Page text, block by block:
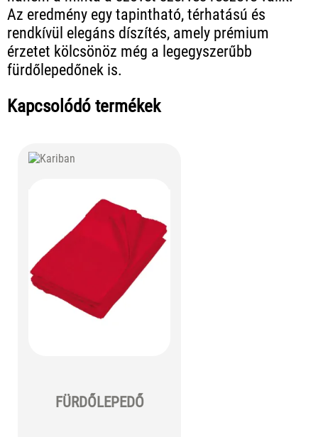
Az eredmény egy tapintható, térhatású és
rendkívül elegáns díszítés, amely prémium
érzetet kölcsönöz még a legegyszerűbb
fürdőlepedőnek is.
Kapcsolódó termékek
FÜRDŐLEPEDŐ